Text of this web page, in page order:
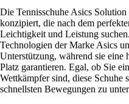
Die Tennisschuhe Asics
konzipiert, die nach dem
Leichtigkeit und Leistung
Technologien der Marke Asics
Unterstützung, während sie eine
Platz garantieren. Egal, ob Sie
Wettkämpfer sind, diese Schuhe
schnellsten Bewegungen zu